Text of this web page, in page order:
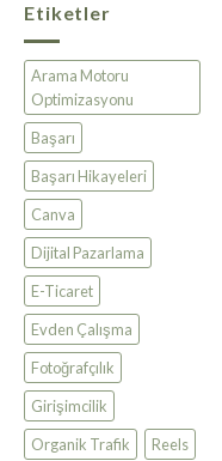
Etiketler
Arama Motoru
Optimizasyonu
Başarı
Başarı Hikayeleri
Canva
Dijital Pazarlama
E-Ticaret
Evden Çalışma
Fotoğrafçılık
Girişimcilik
Organik Trafik
Reels